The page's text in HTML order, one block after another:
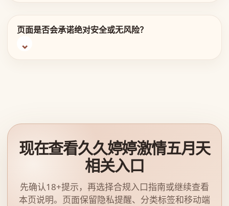
页面是否会承诺绝对安全或无风险？
现在查看久久婷婷激情五月天
相关入口
先确认18+提示，再选择合规入口指南或继续查看
本页说明。页面保留隐私提醒、分类标签和移动端